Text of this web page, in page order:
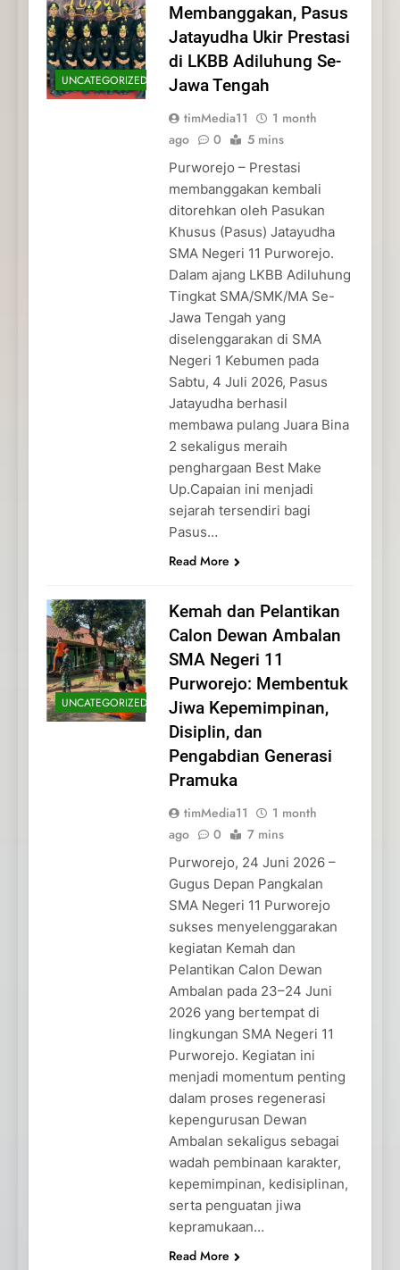
UNCATEGORIZED
Membanggakan, Pasus
Jatayudha Ukir Prestasi
di LKBB Adiluhung Se-
Jawa Tengah
timMedia11
1 month
ago
0 5 mins
Purworejo – Prestasi
membanggakan kembali
ditorehkan oleh Pasukan
Khusus (Pasus) Jatayudha
SMA Negeri 11 Purworejo.
Dalam ajang LKBB Adiluhung
Tingkat SMA/SMK/MA Se-
Jawa Tengah yang
diselenggarakan di SMA
Negeri 1 Kebumen pada
Sabtu, 4 Juli 2026, Pasus
Jatayudha berhasil
membawa pulang Juara Bina
2 sekaligus meraih
penghargaan Best Make
Up.Capaian ini menjadi
sejarah tersendiri bagi
Pasus…
Read More
UNCATEGORIZED
Kemah dan Pelantikan
Calon Dewan Ambalan
SMA Negeri 11
Purworejo: Membentuk
Jiwa Kepemimpinan,
Disiplin, dan
Pengabdian Generasi
Pramuka
timMedia11
1 month
ago
0 7 mins
Purworejo, 24 Juni 2026 –
Gugus Depan Pangkalan
SMA Negeri 11 Purworejo
sukses menyelenggarakan
kegiatan Kemah dan
Pelantikan Calon Dewan
Ambalan pada 23–24 Juni
2026 yang bertempat di
lingkungan SMA Negeri 11
Purworejo. Kegiatan ini
menjadi momentum penting
dalam proses regenerasi
kepengurusan Dewan
Ambalan sekaligus sebagai
wadah pembinaan karakter,
kepemimpinan, kedisiplinan,
serta penguatan jiwa
kepramukaan…
Read More